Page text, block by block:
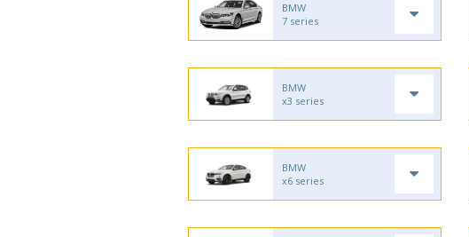
BMW
7 series
BMW
x3 series
BMW
x6 series